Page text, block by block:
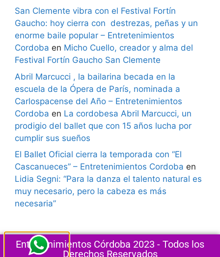
San Clemente vibra con el Festival Fortín
Gaucho: hoy cierra con destrezas, peñas y un
enorme baile popular – Entretenimientos
Cordoba en Micho Cuello, creador y alma del
Festival Fortín Gaucho San Clemente
Abril Marcucci , la bailarina becada en la
escuela de la Ópera de París, nominada a
Carlospacense del Año – Entretenimientos
Cordoba en La cordobesa Abril Marcucci, un
prodigio del ballet que con 15 años lucha por
cumplir sus sueños
El Ballet Oficial cierra la temporada con “El
Cascanueces” – Entretenimientos Cordoba en
Lidia Segni: “Para la danza el talento natural es
muy necesario, pero la cabeza es más
necesaria”
Entretenimientos Córdoba 2023 - Todos los
Derechos Reservados